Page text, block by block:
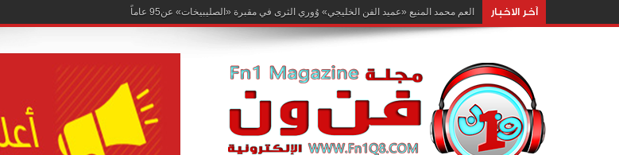
آخر الاخبار وقّع المجلس الوطني للثقافة والفنون والآداب مذكرة تفاهم مشترك مع الاتحاد الكويتي للإنتاج الفني والمسرحي وصُناع الترفيه